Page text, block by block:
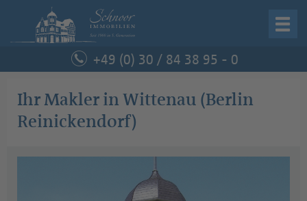
Immobilie verkaufen
Immobilie kaufen
Unternehmen
+49 (0) 30 / 84 38 95 - 0
Ihr Makler in Wittenau (Berlin
Reinickendorf)